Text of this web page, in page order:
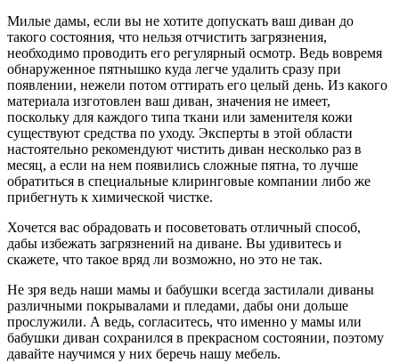
Милые дамы, если вы не хотите допускать ваш диван до
такого состояния, что нельзя отчистить загрязнения,
необходимо проводить его регулярный осмотр. Ведь вовремя
обнаруженное пятнышко куда легче удалить сразу при
появлении, нежели потом оттирать его целый день. Из какого
материала изготовлен ваш диван, значения не имеет,
поскольку для каждого типа ткани или заменителя кожи
существуют средства по уходу. Эксперты в этой области
настоятельно рекомендуют чистить диван несколько раз в
месяц, а если на нем появились сложные пятна, то лучше
обратиться в специальные клиринговые компании либо же
прибегнуть к химической чистке.
Хочется вас обрадовать и посоветовать отличный способ,
дабы избежать загрязнений на диване. Вы удивитесь и
скажете, что такое вряд ли возможно, но это не так.
Не зря ведь наши мамы и бабушки всегда застилали диваны
различными покрывалами и пледами, дабы они дольше
прослужили. А ведь, согласитесь, что именно у мамы или
бабушки диван сохранился в прекрасном состоянии, поэтому
давайте научимся у них беречь нашу мебель.